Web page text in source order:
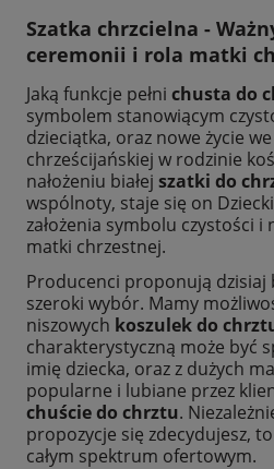
Szatka chrzcielna -
ceremonii i rola matki
Jaką funkcje pełni chusta do
symbolem stanowiącym
dzieciątka, oraz nowe życie
chrześcijańskiej w rodzinie
nałożeniu białej szatki do
wspólnoty, staje się on
założenia symbolu czystości
matki chrzestnej.
Producenci proponują dzisiaj
szeroki wybór. Mamy
niszowych koszulek do
charakterystyczną może być
imię dziecka, oraz z dużych
popularne i lubiane przez
chuście do chrztu.
propozycje się zdecydujesz,
całym spektrum ofertowym.